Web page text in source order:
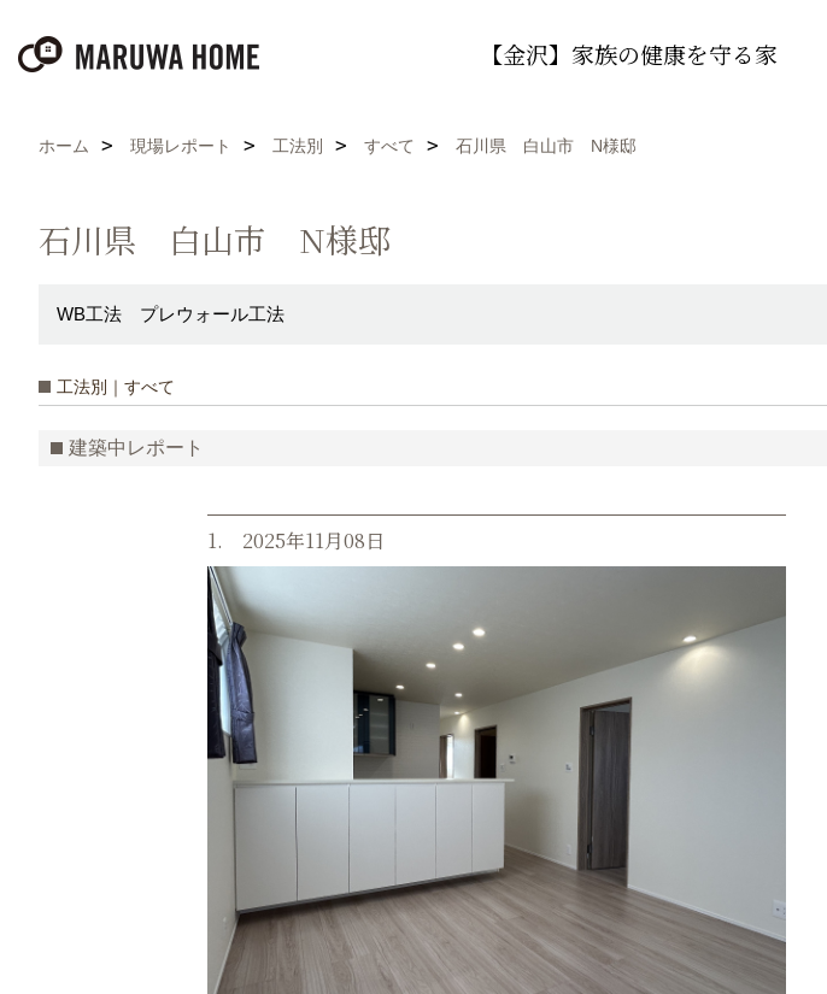
【金沢】家族の健康を守る家
ホーム 現場レポート 工法別 すべて 石川県 白山市 N様邸
石川県 白山市 N様邸
WB工法 プレウォール工法
工法別｜すべて
建築中レポート
1. 2025年11月08日